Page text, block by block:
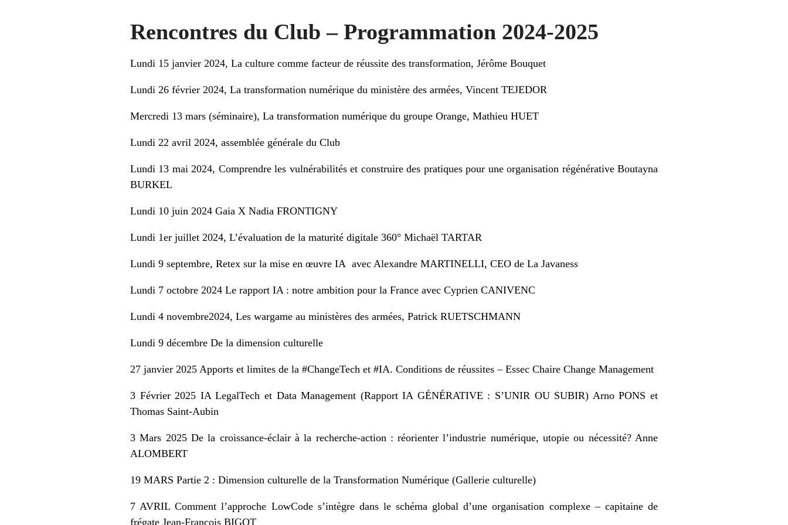
Rencontres du Club – Programmation 2024-2025
Lundi 15 janvier 2024, La culture comme facteur de réussite des transformation, Jérôme Bouquet
Lundi 26 février 2024, La transformation numérique du ministère des armées, Vincent TEJEDOR
Mercredi 13 mars (séminaire), La transformation numérique du groupe Orange, Mathieu HUET
Lundi 22 avril 2024, assemblée générale du Club
Lundi 13 mai 2024, Comprendre les vulnérabilités et construire des pratiques pour une organisation régénérative Boutayna
BURKEL
Lundi 10 juin 2024 Gaia X Nadia FRONTIGNY
Lundi 1er juillet 2024, L’évaluation de la maturité digitale 360° Michaël TARTAR
Lundi 9 septembre, Retex sur la mise en œuvre IA avec Alexandre MARTINELLI, CEO de La Javaness
Lundi 7 octobre 2024 Le rapport IA : notre ambition pour la France avec Cyprien CANIVENC
Lundi 4 novembre2024, Les wargame au ministères des armées, Patrick RUETSCHMANN
Lundi 9 décembre De la dimension culturelle
27 janvier 2025 Apports et limites de la #ChangeTech et #IA. Conditions de réussites – Essec Chaire Change Management
3 Février 2025 IA LegalTech et Data Management (Rapport IA GÉNÉRATIVE : S’UNIR OU SUBIR) Arno PONS et
Thomas Saint-Aubin
3 Mars 2025 De la croissance-éclair à la recherche-action : réorienter l’industrie numérique, utopie ou nécessité? Anne
ALOMBERT
19 MARS Partie 2 : Dimension culturelle de la Transformation Numérique (Gallerie culturelle)
7 AVRIL Comment l’approche LowCode s’intègre dans le schéma global d’une organisation complexe – capitaine de
frégate Jean-François BIGOT